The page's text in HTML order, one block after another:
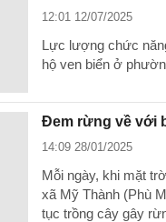
12:01 12/07/2025
Lực lượng chức
hộ ven biển ở
Đem rừng về với
14:09 28/01/2025
Mỗi ngày, khi mặt
xã Mỹ Thành (Phù
tục trồng cây gây